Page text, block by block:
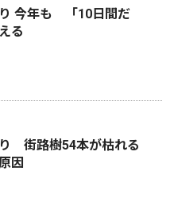
今年も 「10日間だ
る
り 街路樹54本が枯れる
因